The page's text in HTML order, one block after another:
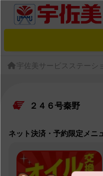
宇佐美サービスステーシ
２４６号秦野
ネット決済・予約限定メニ